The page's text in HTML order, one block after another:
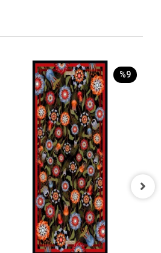
%9